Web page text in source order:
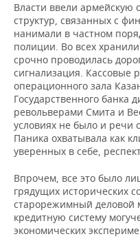
Власти ввели армейскую
структур, связанных с
нанимали в частном
полиции. Во всех
срочно проводилась
сигнализация. Кассовые
операционного зала
Государственного банка
револьверами Смита и
условиях не было и речи
Паника охватывала как
уверенных в себе,
Впрочем, все это было
грядущих исторических
старорежимный
кредитную систему
экономических